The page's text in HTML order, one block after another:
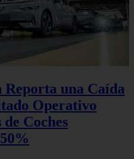
una Caída
Operativo
Coches